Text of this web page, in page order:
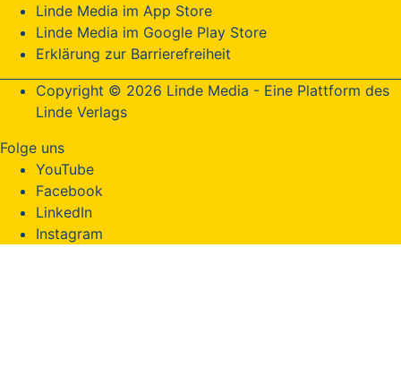
Linde Media im App Store
Linde Media im Google Play Store
Erklärung zur Barrierefreiheit
Copyright © 2026 Linde Media - Eine Plattform des
Linde Verlags
Folge uns
YouTube
Facebook
LinkedIn
Instagram